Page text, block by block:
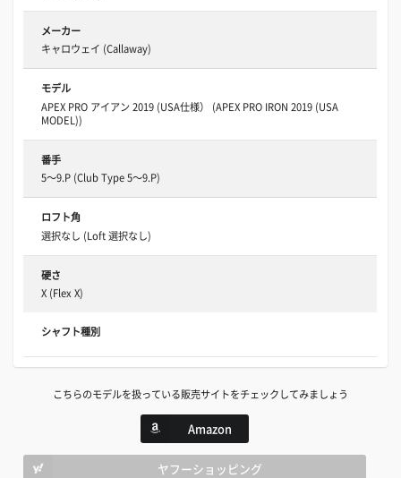
メーカー
キャロウェイ (Callaway)
モデル
APEX PRO アイアン 2019 (USA仕様） (APEX PRO IRON 2019 (USA
MODEL))
番手
5～9.P (Club Type 5～9.P)
ロフト角
選択なし (Loft 選択なし)
硬さ
X (Flex X)
シャフト種別
こちらのモデルを扱っている販売サイトをチェックしてみましょう
Amazon
ヤフーショッピング